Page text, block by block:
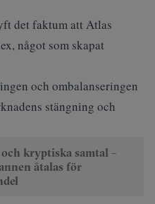
det faktum att Atlas
något som skapat
och ombalanseringen
stängning och
kryptiska samtal –
åtalas för